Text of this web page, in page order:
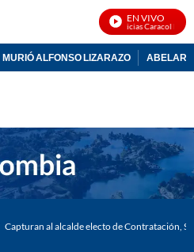
EN VIVO
Noticias Caracol En
MURIÓ ALFONSO LIZARAZO
Capturan al alcalde electo de Contratación,